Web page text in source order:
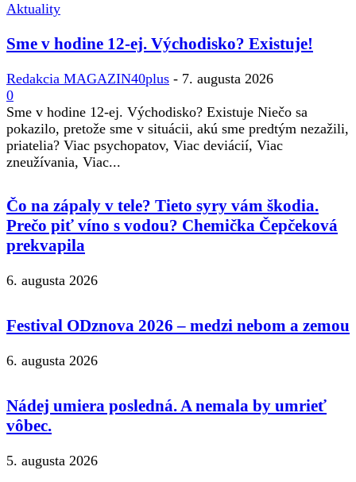
Aktuality
Sme v hodine 12-ej. Východisko? Existuje!
Redakcia MAGAZIN40plus - 7. augusta 2026
0
Sme v hodine 12-ej. Východisko? Existuje Niečo sa
pokazilo, pretože sme v situácii, akú sme predtým nezažili,
priatelia? Viac psychopatov, Viac deviácií, Viac
zneužívania, Viac...
Čo na zápaly v tele? Tieto syry vám škodia.
Prečo piť víno s vodou? Chemička Čepčeková
prekvapila
6. augusta 2026
Festival ODznova 2026 – medzi nebom a zemou
6. augusta 2026
Nádej umiera posledná. A nemala by umrieť
vôbec.
5. augusta 2026